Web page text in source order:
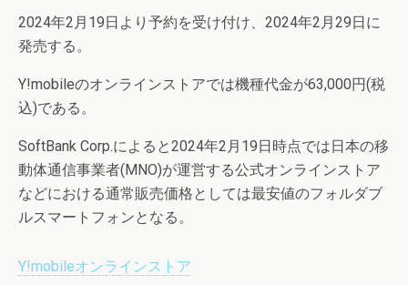
2024年2月19日より予約を受け付け、2024年2月29日に
発売する。
Y!mobileのオンラインストアでは機種代金が63,000円(税
込)である。
SoftBank Corp.によると2024年2月19日時点では日本の移
動体通信事業者(MNO)が運営する公式オンラインストア
などにおける通常販売価格としては最安値のフォルダブ
ルスマートフォンとなる。
Y!mobileオンラインストア